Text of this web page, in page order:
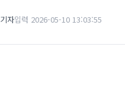
기자입력 2026-05-10 13:03:55